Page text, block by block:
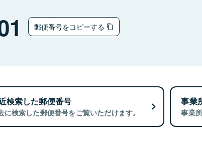
郵便番号をコピーする
検索した郵便番号
に検索した郵便番号をご覧いただけます。
事業
事業